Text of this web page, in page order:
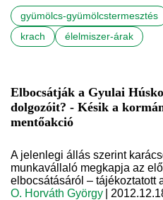
gyümölcs-gyümölcstermesztés
krach
élelmiszer-árak
Elbocsátják a Gyulai
dolgozóit? - Késik a
mentőakció
A jelenlegi állás szerint
munkavállaló megkapja az
elbocsátásáról – tájékoztatott
O. Horváth György
|